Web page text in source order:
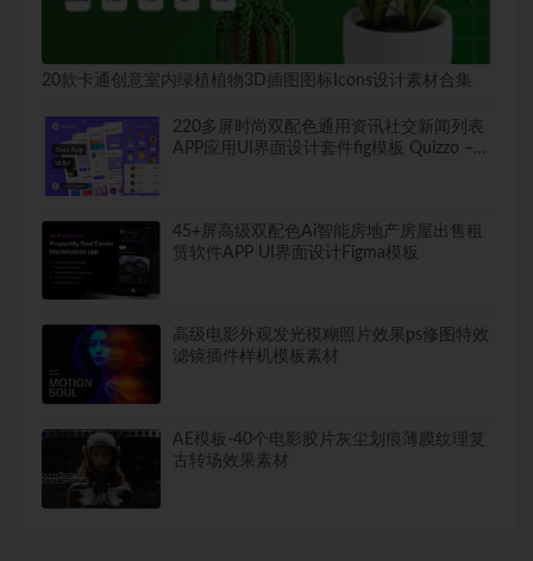
20款卡通创意室内绿植植物3D插图图标Icons设计素材合集
220多屏时尚双配色通用资讯社交新闻列表
APP应用UI界面设计套件fig模板 Quizzo –
45+屏高级双配色Ai智能房地产房屋出售租
赁软件APP UI界面设计Figma模板
高级电影外观发光模糊照片效果ps修图特效
滤镜插件样机模板素材
AE模板-40个电影胶片灰尘划痕薄膜纹理复
古转场效果素材